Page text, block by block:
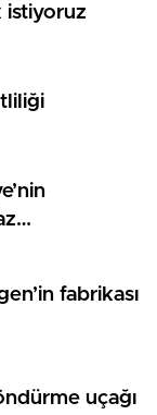
istiyoruz
fabrikası
uçağı